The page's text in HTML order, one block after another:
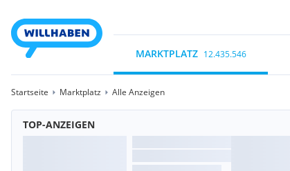
MARKTPLATZ 12.435.546
Startseite Marktplatz Alle Anzeigen
TOP-ANZEIGEN